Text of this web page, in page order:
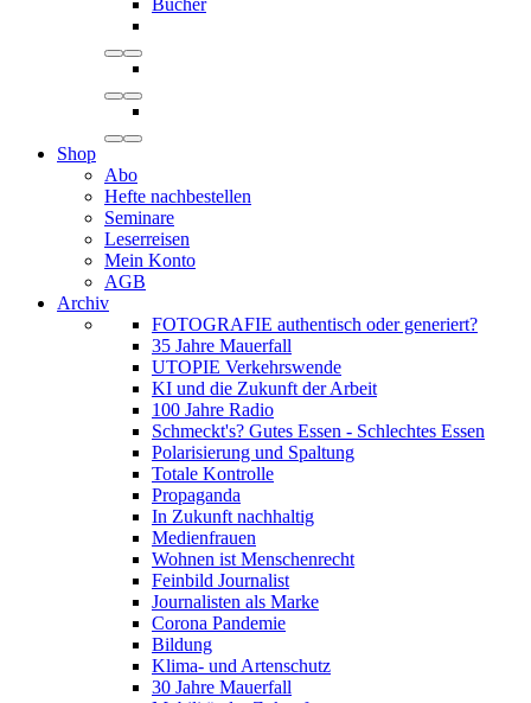
Bücher
Shop
Abo
Hefte nachbestellen
Seminare
Leserreisen
Mein Konto
AGB
Archiv
FOTOGRAFIE authentisch oder generiert?
35 Jahre Mauerfall
UTOPIE Verkehrswende
KI und die Zukunft der Arbeit
100 Jahre Radio
Schmeckt's? Gutes Essen - Schlechtes Essen
Polarisierung und Spaltung
Totale Kontrolle
Propaganda
In Zukunft nachhaltig
Medienfrauen
Wohnen ist Menschenrecht
Feinbild Journalist
Journalisten als Marke
Corona Pandemie
Bildung
Klima- und Artenschutz
30 Jahre Mauerfall